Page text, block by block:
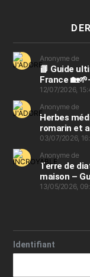
Anonyme de
📘 Guide
France
12/07/2026,
Anonyme de
Herbes
romarin et
03/07/2026,
Anonyme de
Terre de
maison –
13/05/2026,
Identifiant